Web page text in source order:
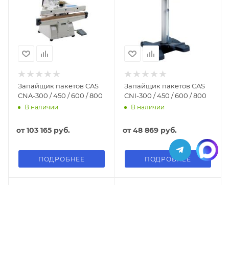
Запайщик пакетов CAS
CNA-300 / 450 / 600 / 800
В наличии
от103 165 руб.
ПОДРОБНЕЕ
Запайщик пакетов CAS
CNI-300 / 450 / 600 / 800
В наличии
от48 869 руб.
ПОДРОБНЕЕ